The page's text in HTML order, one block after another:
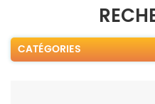
CATÉGORIES